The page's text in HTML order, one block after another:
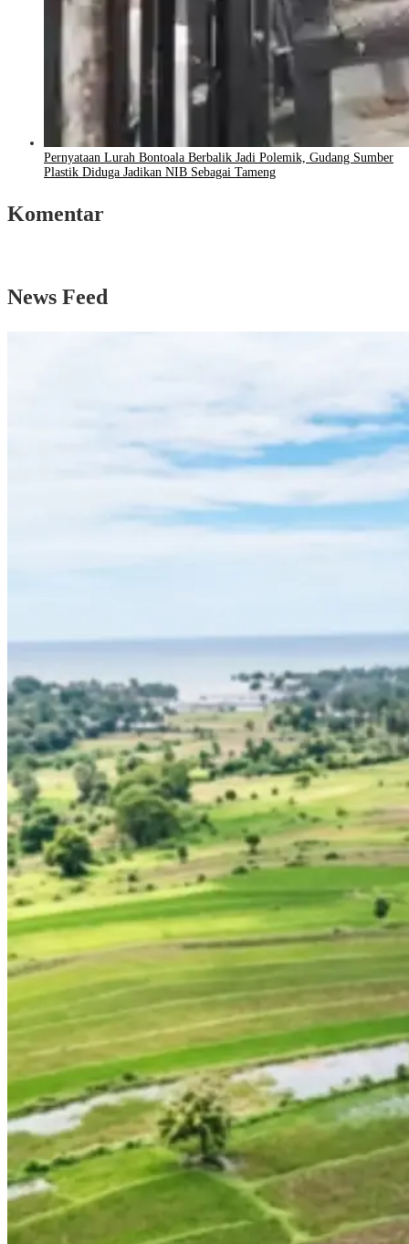
Pernyataan Lurah Bontoala Berbalik Jadi Polemik, Gudang Sumber
Plastik Diduga Jadikan NIB Sebagai Tameng
Komentar
News Feed